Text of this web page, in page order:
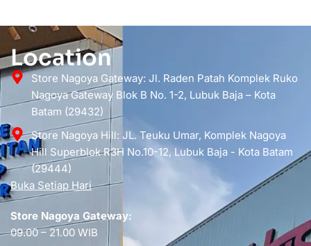
Location
Store Nagoya Gateway: Jl. Raden Patah Komplek Ruko
Nagoya Gateway Blok B No. 1-2, Lubuk Baja – Kota
Batam (29432)
Store Nagoya Hill: JL. Teuku Umar, Komplek Nagoya
Hill Superblok R3H No.10-12, Lubuk Baja - Kota Batam
(29444)
Buka Setiap Hari
Store Nagoya Gateway:
09.00 – 21.00 WIB